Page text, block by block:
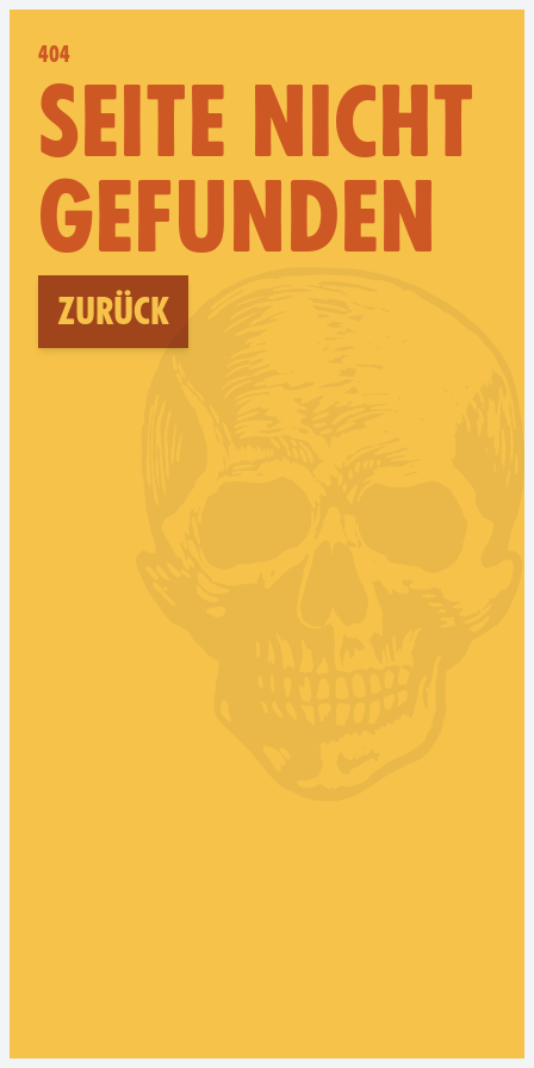
404
SEITE NICHT
GEFUNDEN
Zurück